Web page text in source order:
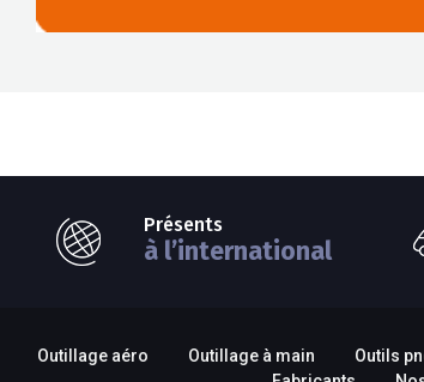
Présents
à l’international
Outillage aéro Outillage à main Outils